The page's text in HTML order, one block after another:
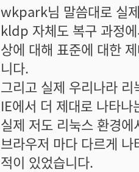
wkpark님 말씀대로 실
kldp 자체도 복구 과정
상에 대해 표준에 대한
니다.
그리고 실제 우리나라
IE에서 더 제대로 나타
실제 저도 리눅스 환경
브라우저 마다 다르게
적이 있었습니다.